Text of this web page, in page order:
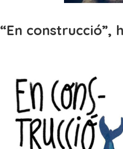
“En construcció”,